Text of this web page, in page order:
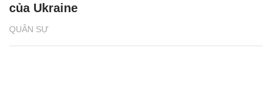
QUÂN SỰ
của Ukraine